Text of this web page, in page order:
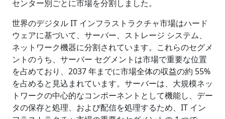
センター別ごとに市場を分割しました。
世界のデジタル IT インフラストラクチャ市場はハード
ウェアに基づいて、サーバー、ストレージ システム、
ネットワーク機器に分割されています。これらのセグメ
ントのうち、サーバー セグメントは市場で重要な位置
を占めており、2037 年までに市場全体の収益の約 55%
を占めると見込まれています。サーバーは、大規模ネッ
トワークの中心的なコンポーネントとして機能し、デー
タの保存と処理、および配信を処理するため、IT イン